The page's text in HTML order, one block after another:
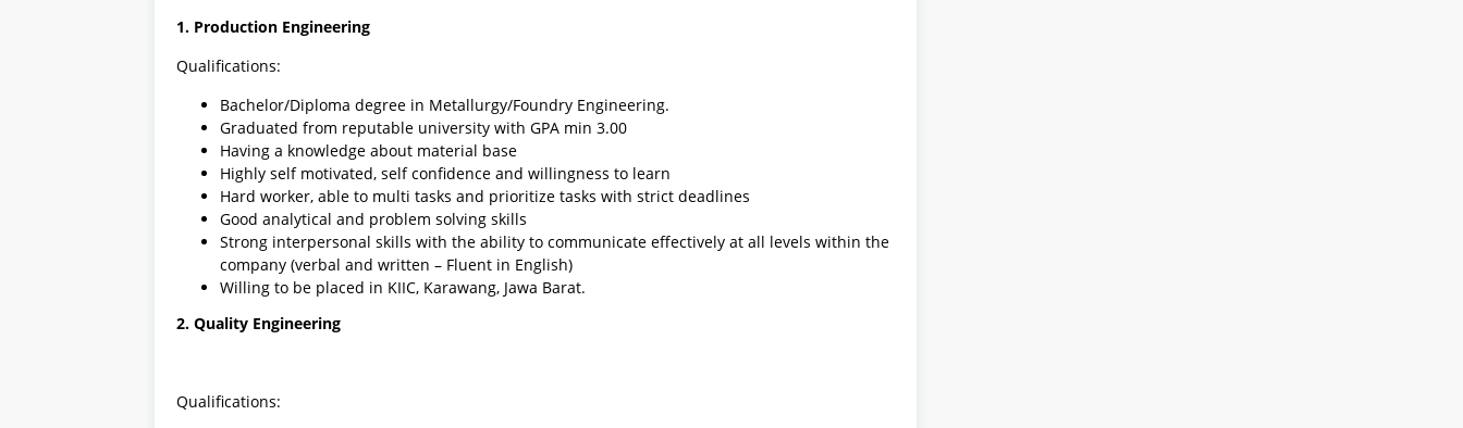
1. Production Engineering
Qualifications:
Bachelor/Diploma degree in Metallurgy/Foundry Engineering.
Graduated from reputable university with GPA min 3.00
Having a knowledge about material base
Highly self motivated, self confidence and willingness to learn
Hard worker, able to multi tasks and prioritize tasks with strict deadlines
Good analytical and problem solving skills
Strong interpersonal skills with the ability to communicate effectively at all levels within the
company (verbal and written – Fluent in English)
Willing to be placed in KIIC, Karawang, Jawa Barat.
2. Quality Engineering
Qualifications: